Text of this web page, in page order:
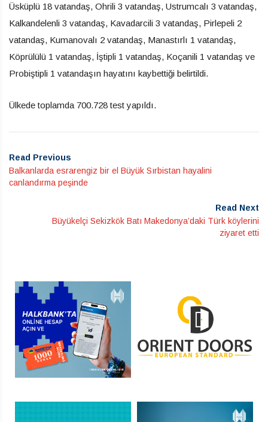
Üsküplü 18 vatandaş, Ohrili 3 vatandaş, Ustrumcalı 3 vatandaş,
Kalkandelenli 3 vatandaş, Kavadarcili 3 vatandaş, Pirlepeli 2
vatandaş, Kumanovalı 2 vatandaş, Manastırlı 1 vatandaş,
Köprülülü 1 vatandaş, İştipli 1 vatandaş, Koçanili 1 vatandaş ve
Probiştipli 1 vatandaşın hayatını kaybettiği belirtildi.
Ülkede toplamda 700.728 test yapıldı.
Read Previous
Balkanlarda esrarengiz bir el Büyük Sırbistan hayalini
canlandırma peşinde
Read Next
Büyükelçi Sekizkök Batı Makedonya’daki Türk köylerini
ziyaret etti